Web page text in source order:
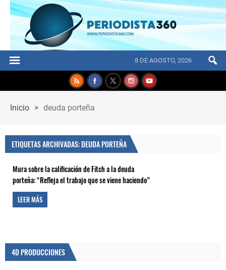
8 DE AGOSTO, 2026
Inicio > deuda porteña
ETIQUETAS ARCHIVADAS: DEUDA PORTEÑA
Mura sobre la calificación de Fitch a la deuda
porteña: “Refleja el trabajo que se viene haciendo”
LEER MÁS
4D PRODUCCIONES